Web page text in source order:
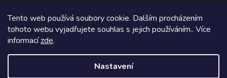
Tento web používá soubory cookie. Dalším procházením
tohoto webu vyjadřujete souhlas s jejich používáním.. Více
informacízde.
Nastavení
Copyright 2026Elektro Klesný s.r.o.. Všechna práva vyhrazena.
Grafický návrh vytvořil a na Shoptet implementoval
Shoptetak.cz.